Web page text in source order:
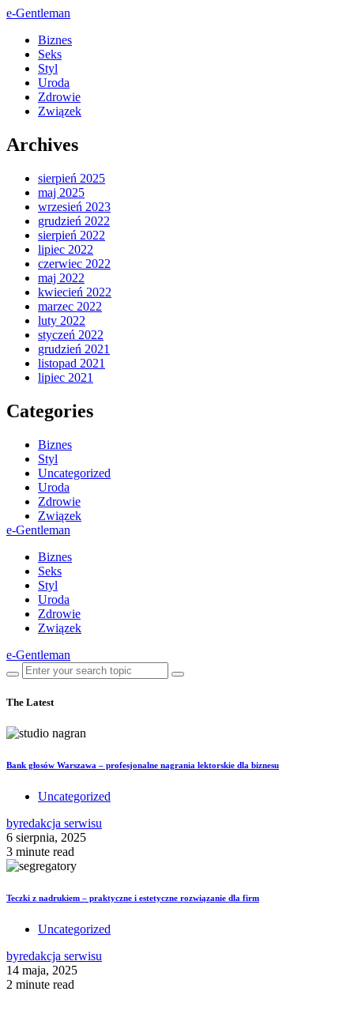
e-Gentleman
Biznes
Seks
Styl
Uroda
Zdrowie
Związek
Archives
sierpień 2025
maj 2025
wrzesień 2023
grudzień 2022
sierpień 2022
lipiec 2022
czerwiec 2022
maj 2022
kwiecień 2022
marzec 2022
luty 2022
styczeń 2022
grudzień 2021
listopad 2021
lipiec 2021
Categories
Biznes
Styl
Uncategorized
Uroda
Zdrowie
Związek
e-Gentleman
Biznes
Seks
Styl
Uroda
Zdrowie
Związek
e-Gentleman
The Latest
Bank głosów Warszawa – profesjonalne nagrania lektorskie dla biznesu
Uncategorized
byredakcja serwisu
6 sierpnia, 2025
3 minute read
Teczki z nadrukiem – praktyczne i estetyczne rozwiązanie dla firm
Uncategorized
byredakcja serwisu
14 maja, 2025
2 minute read